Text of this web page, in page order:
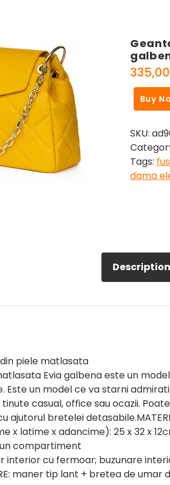
335,00
Buy
SKU:
Tags:
dama
Description
piele matlasata
Evia galbena este un
Este un model ce va starni
casual, office sau ocazii.
ajutorul bretelei
x latime x adancime): 25 x 32 x
un compartiment
interior cu fermoar; buzunare
maner tip lant + bretea de umar